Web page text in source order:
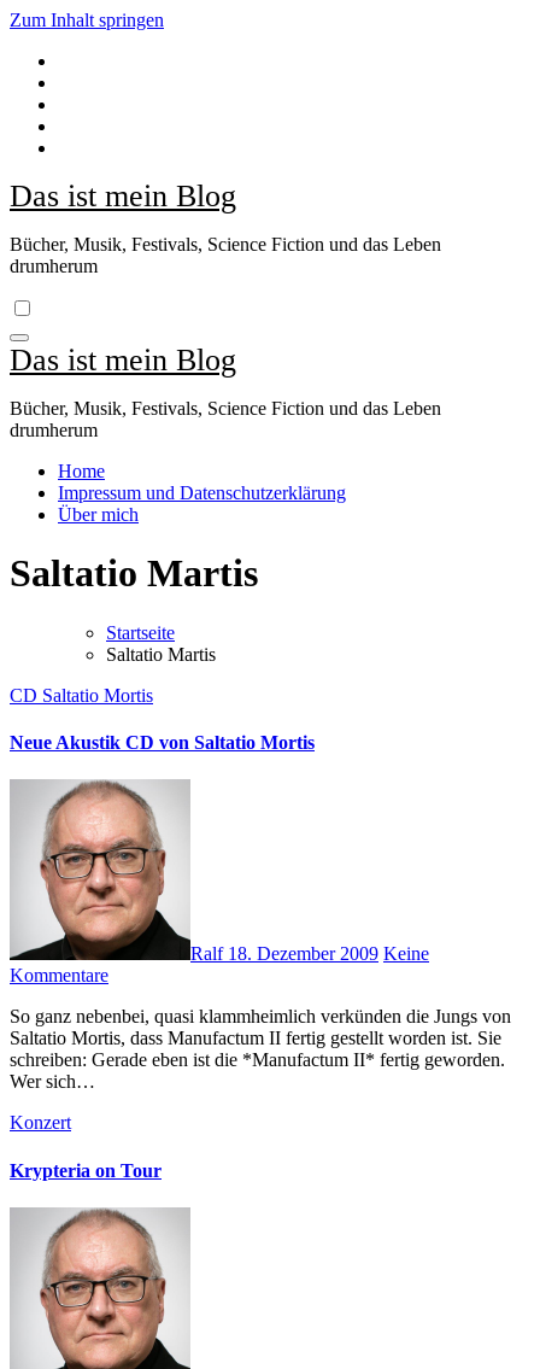
Zum Inhalt springen
Das ist mein Blog
Bücher, Musik, Festivals, Science Fiction und das Leben
drumherum
Das ist mein Blog
Bücher, Musik, Festivals, Science Fiction und das Leben
drumherum
Home
Impressum und Datenschutzerklärung
Über mich
Saltatio Martis
Startseite
Saltatio Martis
CD Saltatio Mortis
Neue Akustik CD von Saltatio Mortis
Ralf 18. Dezember 2009 Keine
Kommentare
So ganz nebenbei, quasi klammheimlich verkünden die Jungs von
Saltatio Mortis, dass Manufactum II fertig gestellt worden ist. Sie
schreiben: Gerade eben ist die *Manufactum II* fertig geworden.
Wer sich…
Konzert
Krypteria on Tour